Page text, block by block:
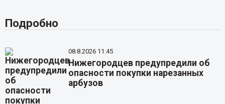
Подробно
08.8.2026 11:45
Нижегородцев предупредили об
опасности покупки нарезанных
арбузов